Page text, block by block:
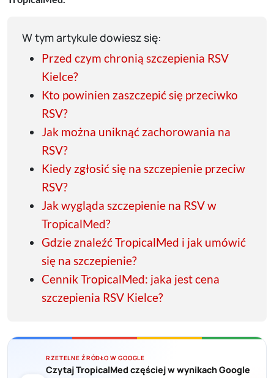
W tym artykule dowiesz się:
Przed czym chronią szczepienia RSV
Kielce?
Kto powinien zaszczepić się przeciwko
RSV?
Jak można uniknąć zachorowania na
RSV?
Kiedy zgłosić się na szczepienie przeciw
RSV?
Jak wygląda szczepienie na RSV w
TropicalMed?
Gdzie znaleźć TropicalMed i jak umówić
się na szczepienie?
Cennik TropicalMed: jaka jest cena
szczepienia RSV Kielce?
RZETELNE ŹRÓDŁO W GOOGLE
Czytaj TropicalMed częściej w wynikach Google